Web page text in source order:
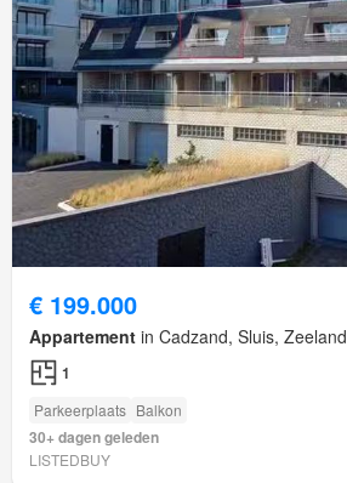
€ 199.000
Appartement in Cadzand, Sluis, Zeeland
1
Parkeerplaats Balkon
30+ dagen geleden
LISTEDBUY